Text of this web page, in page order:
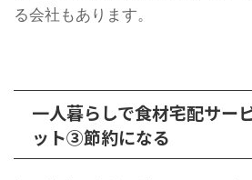
る会社もあります。
一人暮らしで食材宅配サー
ット③節約になる